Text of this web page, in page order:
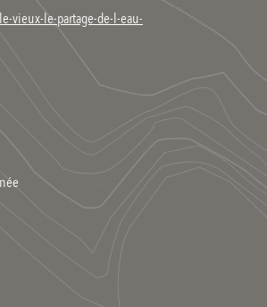
vieux-le-partage-de-l-eau-